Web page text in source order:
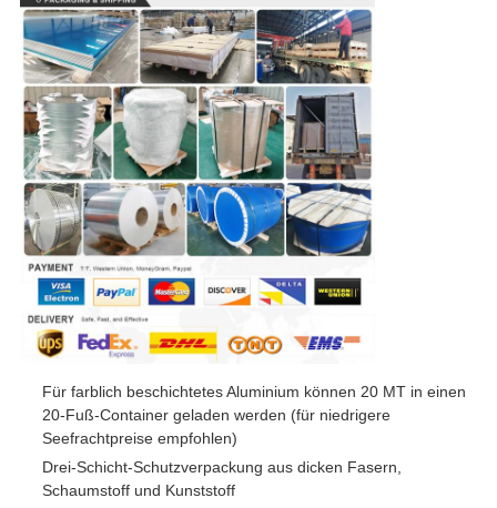
Für farblich beschichtetes Aluminium können 20 MT in einen
20-Fuß-Container geladen werden (für niedrigere
Seefrachtpreise empfohlen)
Drei-Schicht-Schutzverpackung aus dicken Fasern,
Schaumstoff und Kunststoff